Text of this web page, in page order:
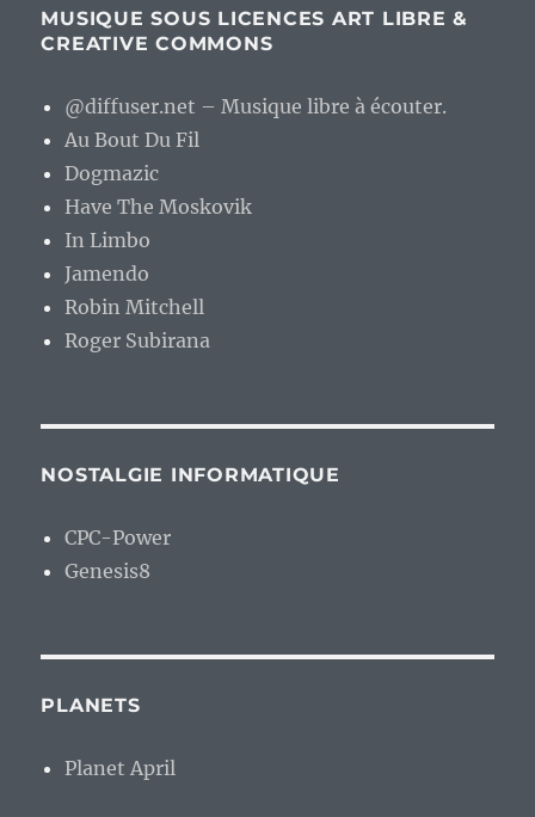
MUSIQUE SOUS LICENCES ART LIBRE &
CREATIVE COMMONS
@diffuser.net – Musique libre à écouter.
Au Bout Du Fil
Dogmazic
Have The Moskovik
In Limbo
Jamendo
Robin Mitchell
Roger Subirana
NOSTALGIE INFORMATIQUE
CPC-Power
Genesis8
PLANETS
Planet April